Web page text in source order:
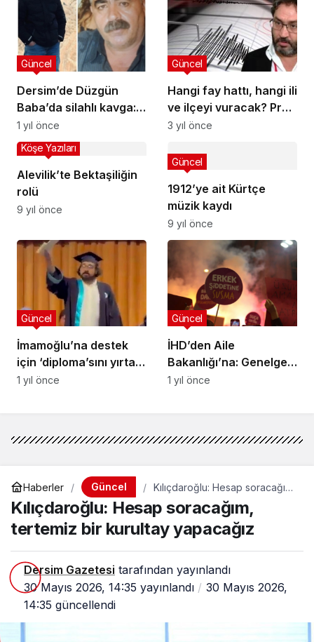
Dersim’de Düzgün
Baba’da silahlı kavga:
Amca ve yeğeni
yaşamını yitirdi
Güncel
1 yıl önce
Hangi fay hattı, hangi ili
ve ilçeyi vuracak? Prof.
Dr. Ziyadin Çakır tek
Güncel
3 yıl önce
Alevilik’te Bektaşiliğin
rolü
Köşe Yazıları
9 yıl önce
1912’ye ait Kürtçe
müzik kaydı
Güncel
9 yıl önce
İmamoğlu’na destek
için ‘diploma’sını yırtan
öğrenci gözaltında
Güncel
1 yıl önce
İHD’den Aile
Bakanlığı’na: Genelge
son derece tehlikeli ve
Güncel
1 yıl önce
Haberler Güncel
Kılıçdaroğlu: Hesap soracağım,
tertemiz bir kurultay yapacağız
Kılıçdaroğlu: Hesap soracağım,
tertemiz bir kurultay yapacağız
Dersim Gazetesi tarafından yayınlandı
30 Mayıs 2026, 14:35 yayınlandı
30 Mayıs 2026,
14:35 güncellendi